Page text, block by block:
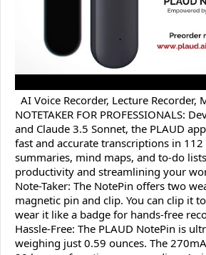
AI Voice Recorder, Lecture Recorder,
NOTETAKER FOR PROFESSIONALS:
and Claude 3.5 Sonnet, the PLAUD
fast and accurate transcriptions in
summaries, mind maps, and to-do
productivity and streamlining your
Note-Taker: The NotePin offers two
magnetic pin and clip. You can clip it
wear it like a badge for hands-free
Hassle-Free: The PLAUD NotePin is
weighing just 0.59 ounces. The